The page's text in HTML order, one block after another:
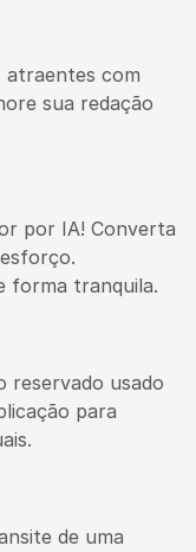
atraentes com
sua redação
por IA! Converta
forma tranquila.
reservado usado
para
de uma